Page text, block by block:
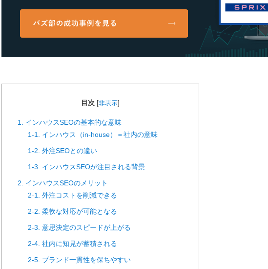
目次 [非表示]
1. インハウスSEOの基本的な意味
1-1. インハウス（in-house）＝社内の意味
1-2. 外注SEOとの違い
1-3. インハウスSEOが注目される背景
2. インハウスSEOのメリット
2-1. 外注コストを削減できる
2-2. 柔軟な対応が可能となる
2-3. 意思決定のスピードが上がる
2-4. 社内に知見が蓄積される
2-5. ブランド一貫性を保ちやすい